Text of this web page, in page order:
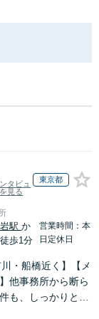
タビュ
見る
東京都
駅か
歩1分
営業時間：本
日定休日
川・船橋近く】【メ
他事務所から断ら
も、しっかりと面